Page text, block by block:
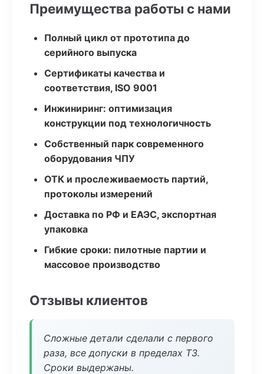
Преимущества работы с нами
Полный цикл от прототипа до
серийного выпуска
Сертификаты качества и
соответствия, ISO 9001
Инжиниринг: оптимизация
конструкции под технологичность
Собственный парк современного
оборудования ЧПУ
ОТК и прослеживаемость партий,
протоколы измерений
Доставка по РФ и ЕАЭС, экспортная
упаковка
Гибкие сроки: пилотные партии и
массовое производство
Отзывы клиентов
Сложные детали сделали с первого
раза, все допуски в пределах ТЗ.
Сроки выдержаны.